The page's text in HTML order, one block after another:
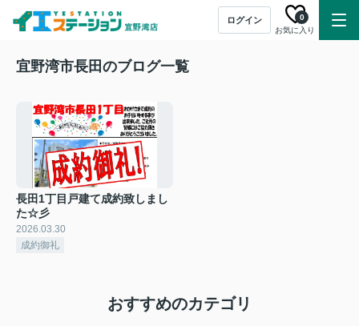
ログイン
お気に入り
0
宜野湾市長田のブログ一覧
長田1丁目戸建て成約致しまし
た☆彡
2026.03.30
成約御礼
おすすめのカテゴリ